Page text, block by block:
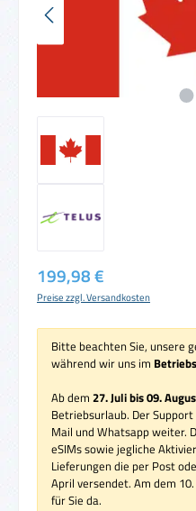
Regulärer Preis:
199,98 €
Preise zzgl. Versandkosten
Bitte beachten Sie, unsere
während wir uns im
Ab dem 27. Juli bis 09.
Betriebsurlaub. Der
Mail und Whatsapp weiter.
eSIMs sowie jegliche
Lieferungen die per Post
April versendet. Am dem
für Sie da.